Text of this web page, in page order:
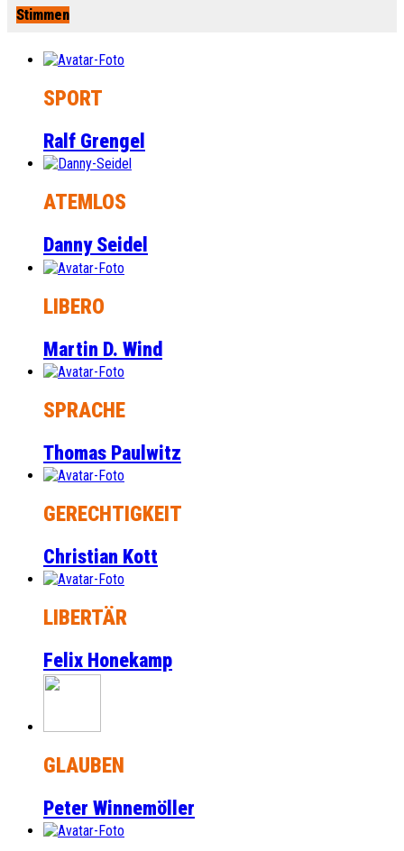
Stimmen
SPORT
Ralf Grengel
ATEMLOS
Danny Seidel
LIBERO
Martin D. Wind
SPRACHE
Thomas Paulwitz
GERECHTIGKEIT
Christian Kott
LIBERTÄR
Felix Honekamp
GLAUBEN
Peter Winnemöller